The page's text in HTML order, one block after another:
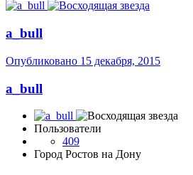
a_bull
Опубликовано 15 декабря, 2015
a_bull
Пользователи
409
Город Ростов на Дону